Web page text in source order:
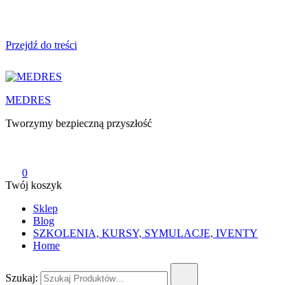
Przejdź do treści
MEDRES
Tworzymy bezpieczną przyszłość
0
Twój koszyk
Sklep
Blog
SZKOLENIA, KURSY, SYMULACJE, IVENTY
Home
Szukaj: